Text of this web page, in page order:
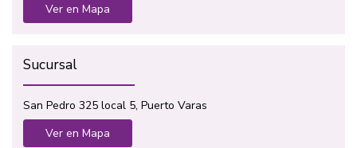
Ver en Mapa
Sucursal
San Pedro 325 local 5, Puerto Varas
Ver en Mapa